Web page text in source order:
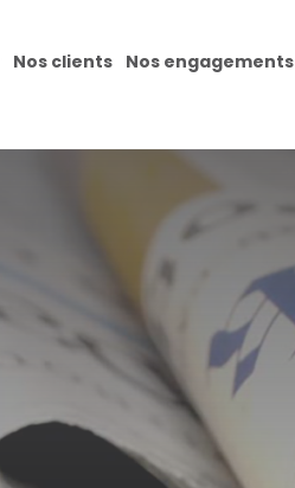
Nos clients Nos engagements